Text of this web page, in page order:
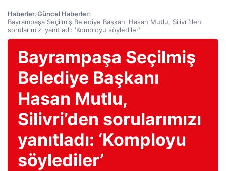
Haberler›Güncel Haberler›
Bayrampaşa Seçilmiş Belediye Başkanı Hasan Mutlu, Silivri’den
sorularımızı yanıtladı: ‘Komployu söylediler’
Bayrampaşa Seçilmiş
Belediye Başkanı
Hasan Mutlu,
Silivri’den sorularımızı
yanıtladı: ‘Komployu
söylediler’